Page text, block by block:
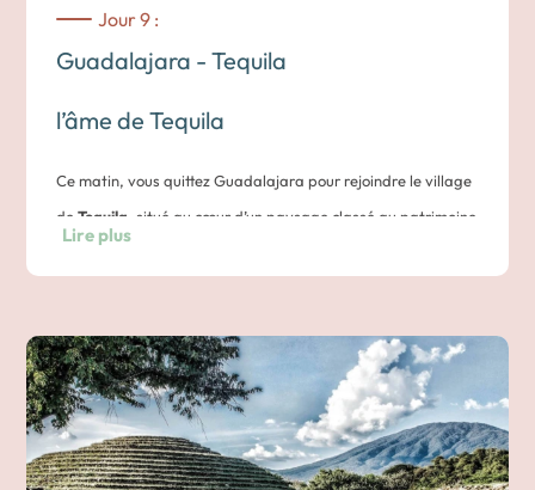
Jour 9 :
Guadalajara - Tequila
l’âme de Tequila
Ce matin, vous quittez Guadalajara pour rejoindre le village
deTequila , situé au cœur d’un paysage classé au patrimoine
mondial par l’UNESCO : les
Promenade dans le centre du village : ses ruelles tranquilles,
sonzócalo animé, l’ancienlavoir public , ou encore le petit
musée
Casa Sauza
, où vous pouvez en apprendre
davantage sur l’histoire de la distillation.
Lire plus